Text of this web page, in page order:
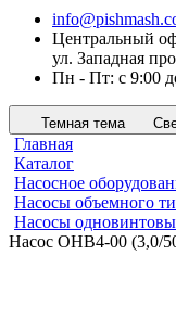
Центральный
ул. Западная
Пн - Пт: с 9:00
Темная тема
Главная
Каталог
Насосное
Насосы объемного
Насосы
Насос ОНВ4-00 (3,0/